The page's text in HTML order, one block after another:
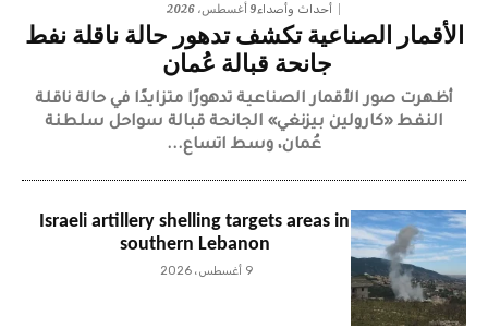
أحداث وأصداء9 أغسطس، 2026
الأقمار الصناعية تكشف تدهور حالة ناقلة نفط
جانحة قبالة عُمان
أظهرت صور الأقمار الصناعية تدهورًا متزايدًا في حالة ناقلة
النفط «كارولين بيزنغي» الجانحة قبالة سواحل سلطنة
عُمان، وسط اتساع...
Israeli artillery shelling targets areas in
southern Lebanon
9 أغسطس، 2026